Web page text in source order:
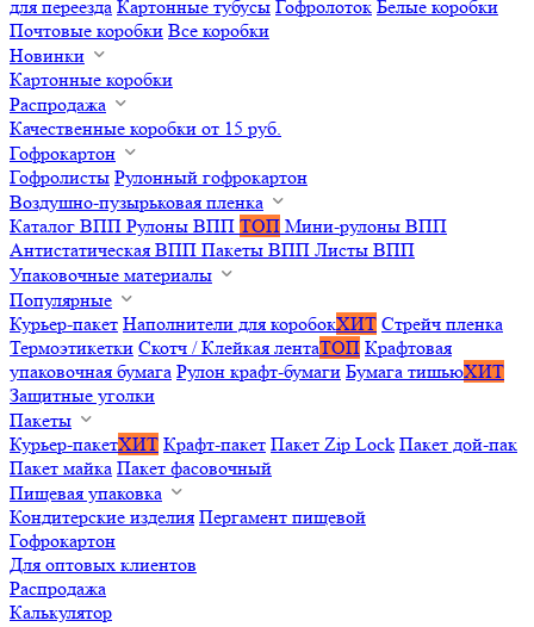
для переезда Картонные тубусы Гофролоток Белые коробки
Почтовые коробки Все коробки
Новинки
Картонные коробки
Распродажа
Качественные коробки от 15 руб.
Гофрокартон
Гофролисты Рулонный гофрокартон
Воздушно-пузырьковая пленка
Каталог ВПП Рулоны ВПП ТОП Мини-рулоны ВПП
Антистатическая ВПП Пакеты ВПП Листы ВПП
Упаковочные материалы
Популярные
Курьер-пакет Наполнители для коробокХИТ Стрейч пленка
Термоэтикетки Скотч / Клейкая лентаТОП Крафтовая
упаковочная бумага Рулон крафт-бумаги Бумага тишьюХИТ
Защитные уголки
Пакеты
Курьер-пакетХИТ Крафт-пакет Пакет Zip Lock Пакет дой-пак
Пакет майка Пакет фасовочный
Пищевая упаковка
Кондитерские изделия Пергамент пищевой
Гофрокартон
Для оптовых клиентов
Распродажа
Калькулятор